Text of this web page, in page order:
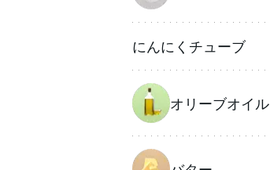
にんにくチューブ
オリーブオイル